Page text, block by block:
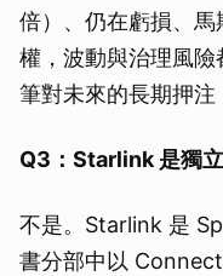
倍）、仍在虧損、
權，波動與治理風
筆對未來的長期押注
Q3：Starlink 是獨
不是。Starlink 是
書分部中以